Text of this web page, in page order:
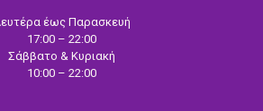
έως Παρασκευή
17:00 – 22:00
Σάββατο & Κυριακή
10:00 – 22:00